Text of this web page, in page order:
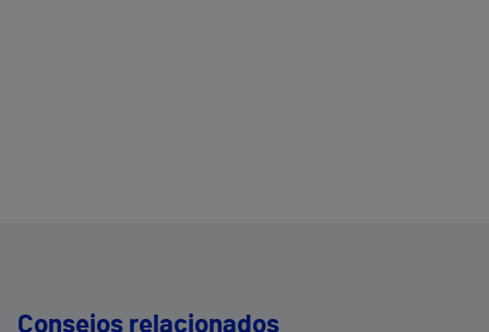
Consejos relacionados